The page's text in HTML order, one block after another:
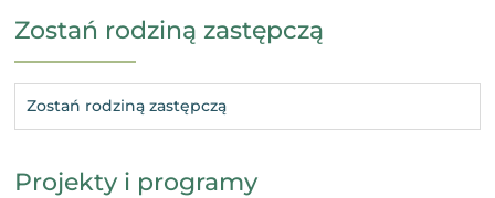
Zostań rodziną zastępczą
Zostań rodziną zastępczą
Projekty i programy